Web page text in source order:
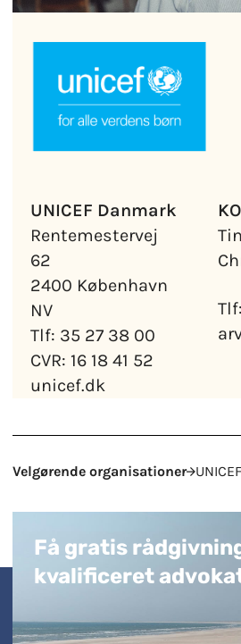
UNICEF Danmark
Rentemestervej
62
2400 København
NV
Tlf: 35 27 38 00
CVR: 16 18 41 52
unicef.dk
Velgørende organisationer
Få gratis
kvalificeret